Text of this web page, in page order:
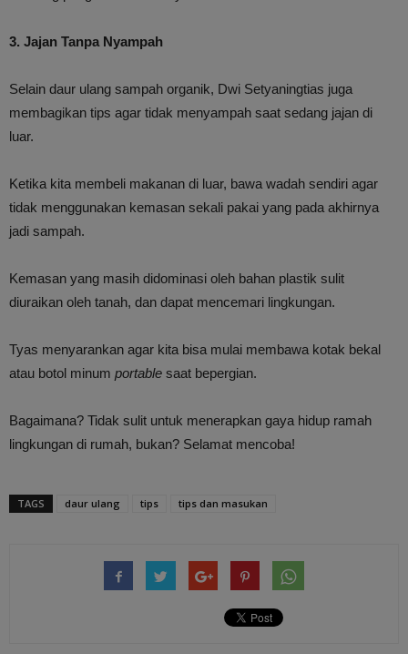
3. Jajan Tanpa Nyampah
Selain daur ulang sampah organik, Dwi Setyaningtias juga
membagikan tips agar tidak menyampah saat sedang jajan di
luar.
Ketika kita membeli makanan di luar, bawa wadah sendiri agar
tidak menggunakan kemasan sekali pakai yang pada akhirnya
jadi sampah.
Kemasan yang masih didominasi oleh bahan plastik sulit
diuraikan oleh tanah, dan dapat mencemari lingkungan.
Tyas menyarankan agar kita bisa mulai membawa kotak bekal
atau botol minum portable saat bepergian.
Bagaimana? Tidak sulit untuk menerapkan gaya hidup ramah
lingkungan di rumah, bukan? Selamat mencoba!
TAGS daur ulang tips tips dan masukan